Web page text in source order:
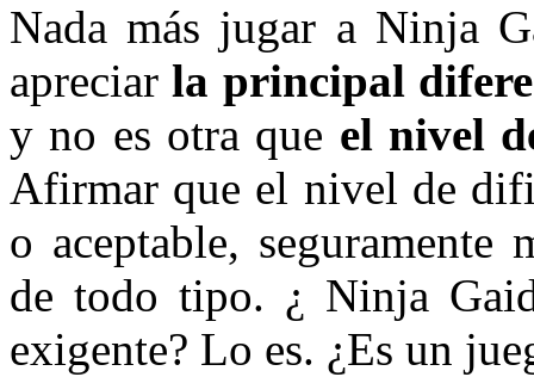
Nada más jugar a Ninja
apreciarla principal
y no es otra que el nivel
Afirmar que el nivel de
o aceptable, seguramente
de todo tipo. ¿ Ninja
exigente? Lo es. ¿Es un